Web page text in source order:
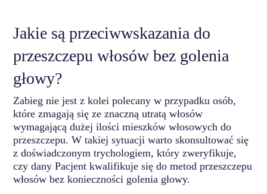
Jakie są przeciwwskazania do
przeszczepu włosów bez golenia
głowy?
Zabieg nie jest z kolei polecany w przypadku osób,
które zmagają się ze znaczną utratą włosów
wymagającą dużej ilości mieszków włosowych do
przeszczepu. W takiej sytuacji warto skonsultować się
z doświadczonym trychologiem, który zweryfikuje,
czy dany Pacjent kwalifikuje się do metod przeszczepu
włosów bez konieczności golenia głowy.